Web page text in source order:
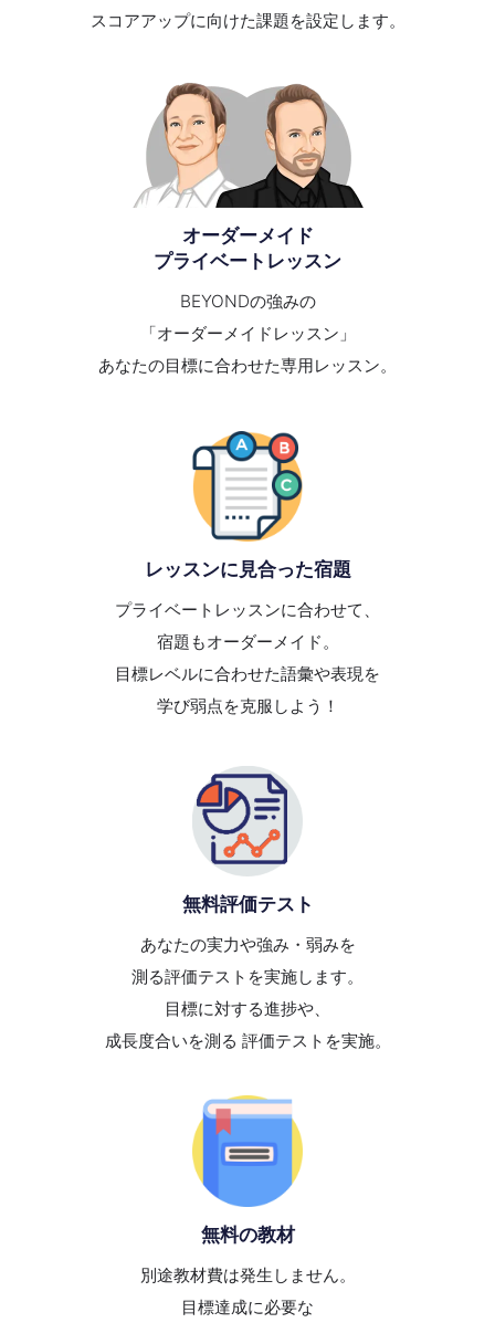
スコアアップに向けた課題を設定します。
オーダーメイド
プライベートレッスン
BEYONDの強みの
「オーダーメイドレッスン」
あなたの目標に合わせた専用レッスン。
レッスンに見合った宿題
プライベートレッスンに合わせて、
宿題もオーダーメイド。
目標レベルに合わせた語彙や表現を
学び弱点を克服しよう！
無料評価テスト
あなたの実力や強み・弱みを
測る評価テストを実施します。
目標に対する進捗や、
成長度合いを測る 評価テストを実施。
無料の教材
別途教材費は発生しません。
目標達成に必要な